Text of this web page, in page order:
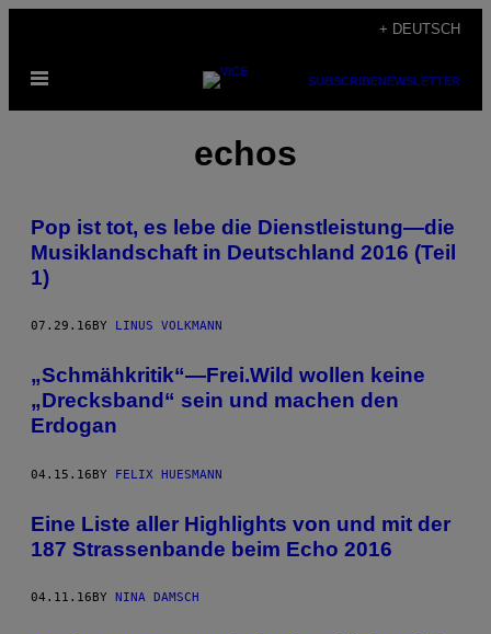
content
+ DEUTSCH
Open
SUBSCRIBENEWSLETTER
echos
Pop ist tot, es lebe die Dienstleistung—die
Musiklandschaft in Deutschland 2016 (Teil
1)
07.29.16 BY LINUS VOLKMANN
„Schmähkritik“—Frei.Wild wollen keine
„Drecksband“ sein und machen den
Erdogan
04.15.16BY FELIX HUESMANN
Eine Liste aller Highlights von und mit der
187 Strassenbande beim Echo 2016
04.11.16 BY NINA DAMSCH